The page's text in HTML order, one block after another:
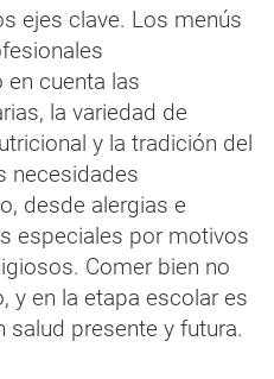
ejes clave. Los menús
en cuenta las
la variedad de
y la tradición del
necesidades
desde alergias e
especiales por motivos
Comer bien no
y en la etapa escolar es
salud presente y futura.